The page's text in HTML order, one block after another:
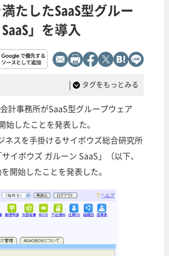
たしたSaaS型グルー
」を導入
| タグをもっとみる
計事務所がSaaS型グループウェア
始したことを発表した。
スを手掛けるサイボウズ総合研究所
イボウズ ガルーン SaaS」（以下、
開始したことを発表した。